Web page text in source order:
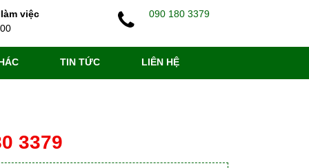
việc
090 180 3379
TIN TỨC LIÊN HỆ
3379